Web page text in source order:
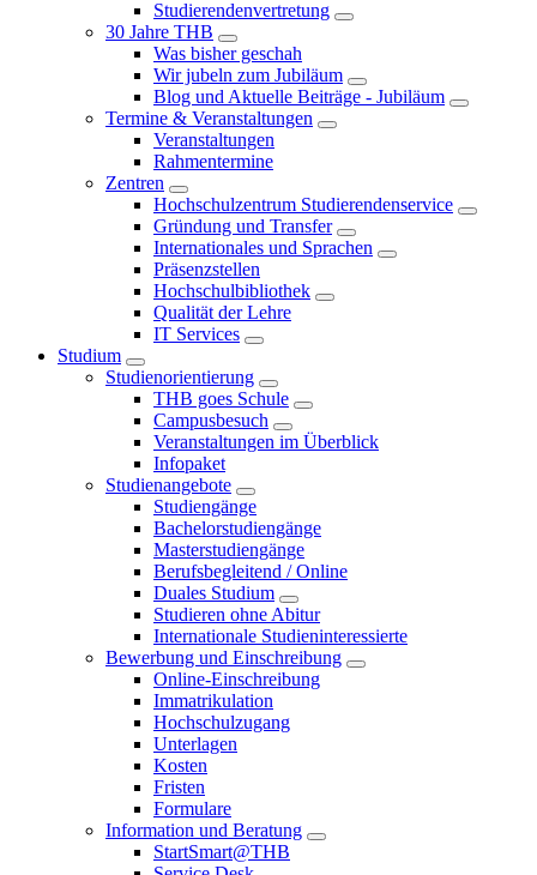
Studierendenvertretung
30 Jahre THB
Was bisher geschah
Wir jubeln zum Jubiläum
Blog und Aktuelle Beiträge - Jubiläum
Termine & Veranstaltungen
Veranstaltungen
Rahmentermine
Zentren
Hochschulzentrum Studierendenservice
Gründung und Transfer
Internationales und Sprachen
Präsenzstellen
Hochschulbibliothek
Qualität der Lehre
IT Services
Studium
Studienorientierung
THB goes Schule
Campusbesuch
Veranstaltungen im Überblick
Infopaket
Studienangebote
Studiengänge
Bachelorstudiengänge
Masterstudiengänge
Berufsbegleitend / Online
Duales Studium
Studieren ohne Abitur
Internationale Studieninteressierte
Bewerbung und Einschreibung
Online-Einschreibung
Immatrikulation
Hochschulzugang
Unterlagen
Kosten
Fristen
Formulare
Information und Beratung
StartSmart@THB